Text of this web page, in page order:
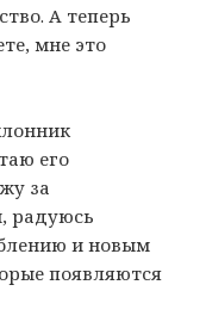
А теперь
мне это
его
за
радуюсь
и новым
появляются